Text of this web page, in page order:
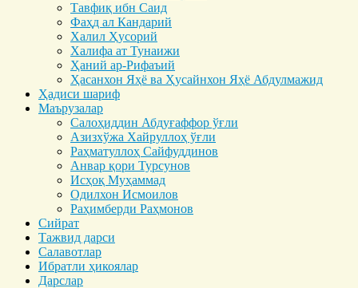
Тавфиқ ибн Саид
Фаҳд ал Кандарий
Халил Ҳусорий
Халифа ат Тунаижи
Ҳаний ар-Рифаъий
Ҳасанхон Яҳё ва Ҳусайнхон Яҳё Абдулмажид
Ҳадиси шариф
Маърузалар
Салоҳиддин Абдуғаффор ўғли
Азизхўжа Хайруллоҳ ўғли
Раҳматуллоҳ Сайфуддинов
Анвар қори Турсунов
Исҳоқ Муҳаммад
Одилхон Исмоилов
Раҳимберди Раҳмонов
Сийрат
Тажвид дарси
Салавотлар
Ибратли ҳикоялар
Дарслар